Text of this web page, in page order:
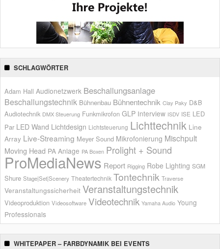
SCHLAGWÖRTER
Adam Hall Audionetzwerk Beschallungsanlage
Beschallungstechnik Bühnenbau Bühnentechnik Clay Paky D&B
Audiotechnik DMX Steuerung Funkmikrofon GLP Interview ISDV ISE LED
Par LED Wand Lichtdesign Lichtsteuerung Lichttechnik Line
Array Live-Streaming Meyer Sound Mikrofonierung Mischpult
Moving Head PA Anlage PA Boxen Prolight + Sound
ProMediaNews Report Rigging Robe Lighting SGM
Shure Stage|Set|Scenery Theatertechnik Tontechnik Traverse
Veranstaltungssicherheit Veranstaltungstechnik
Videoproduktion Videosoftware Videotechnik Yamaha Audio Young
Professionals
WHITEPAPER – FARBDYNAMIK BEI EVENTS